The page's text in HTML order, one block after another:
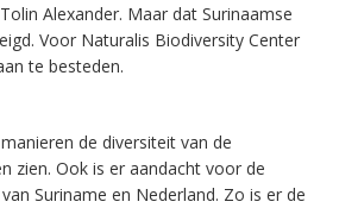
Alexander. Maar dat Surinaamse
Voor Naturalis Biodiversity Center
te besteden.
de diversiteit van de
zien. Ook is er aandacht voor de
Suriname en Nederland. Zo is er de